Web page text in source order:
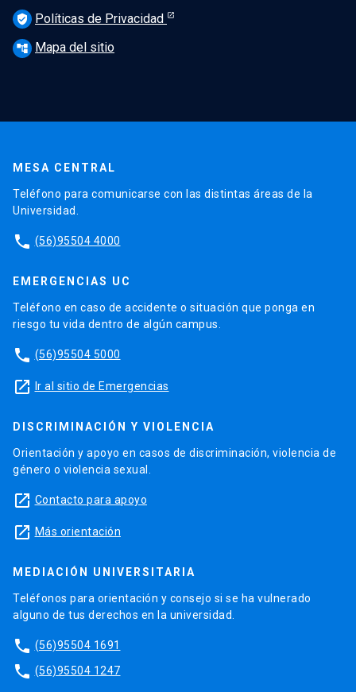
verified_user Políticas de Privacidad
account_tree Mapa del sitio
MESA CENTRAL
Teléfono para comunicarse con las distintas áreas de la
Universidad.
phone (56)95504 4000
EMERGENCIAS UC
Teléfono en caso de accidente o situación que ponga en
riesgo tu vida dentro de algún campus.
phone (56)95504 5000
launch Ir al sitio de Emergencias
DISCRIMINACIÓN Y VIOLENCIA
Orientación y apoyo en casos de discriminación, violencia de
género o violencia sexual.
launch Contacto para apoyo
launch Más orientación
MEDIACIÓN UNIVERSITARIA
Teléfonos para orientación y consejo si se ha vulnerado
alguno de tus derechos en la universidad.
phone (56)95504 1691
phone (56)95504 1247